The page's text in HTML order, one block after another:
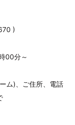
)
00分～
ム)、ご住所、電話